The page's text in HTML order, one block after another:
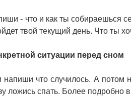
- что и как ты собираешься
твой текущий день. Что ты
ситуации перед сном
напиши что случилось. А потом
ложись спать. Более подробно